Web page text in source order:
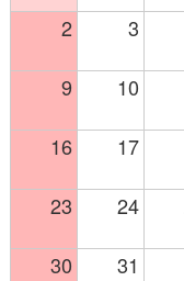
2 3
9 10
16 17
23 24
30 31